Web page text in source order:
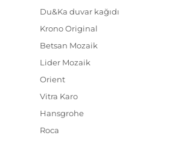
Du&Ka duvar kağıdı
Krono Original
Betsan Mozaik
Lider Mozaik
Orient
Vitra Karo
Hansgrohe
Roca